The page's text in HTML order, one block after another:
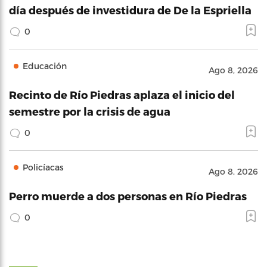
día después de investidura de De la Espriella
0
Educación Ago 8, 2026
Recinto de Río Piedras aplaza el inicio del
semestre por la crisis de agua
0
Policíacas Ago 8, 2026
Perro muerde a dos personas en Río Piedras
0